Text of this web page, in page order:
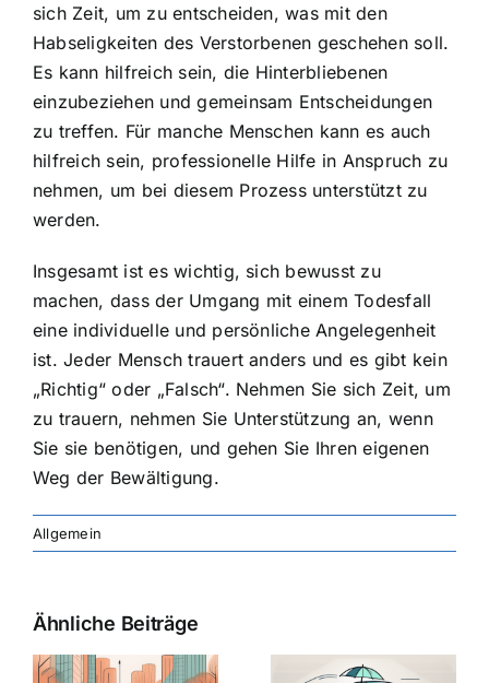
sich Zeit, um zu entscheiden, was mit den
Habseligkeiten des Verstorbenen geschehen soll.
Es kann hilfreich sein, die Hinterbliebenen
einzubeziehen und gemeinsam Entscheidungen
zu treffen. Für manche Menschen kann es auch
hilfreich sein, professionelle Hilfe in Anspruch zu
nehmen, um bei diesem Prozess unterstützt zu
werden.
Insgesamt ist es wichtig, sich bewusst zu
machen, dass der Umgang mit einem Todesfall
eine individuelle und persönliche Angelegenheit
ist. Jeder Mensch trauert anders und es gibt kein
„Richtig“ oder „Falsch“. Nehmen Sie sich Zeit, um
zu trauern, nehmen Sie Unterstützung an, wenn
Sie sie benötigen, und gehen Sie Ihren eigenen
Weg der Bewältigung.
Allgemein
Ähnliche Beiträge